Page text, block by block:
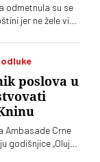
odmetnula su se
jer ne žele više
za „Vreme“
Ružić za
da tendencije
mazohizma
i u samom vrhu
poslova u
Ambasade Crne
„Oluje“